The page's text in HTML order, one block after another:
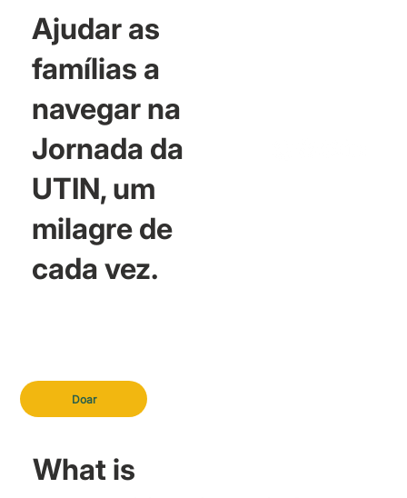
Doar
Ajudar as
famílias a
navegar na
Jornada da
UTIN, um
milagre de
cada vez.
What is